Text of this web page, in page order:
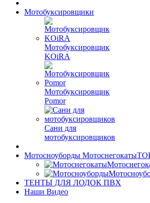
Мотобуксировщики
Мотобуксировщик
KOiRA
Мотобуксировщик
Pomor
Сани для
мотобуксировщиков
Мотосноуборды Мотоснегокаты
ТЕНТЫ ДЛЯ ЛОДОК ПВХ
Наши Видео